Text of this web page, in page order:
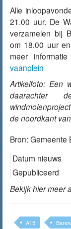
Alle
21.00 uur. De
verzamelen bij
om 18.00 uur
meer
vaanplein
Artikelfoto: Een
daarachter
de noordkant
Bron: Gemeente
Datum nieuws
Gepubliceerd
Bekijk hier meer
A15